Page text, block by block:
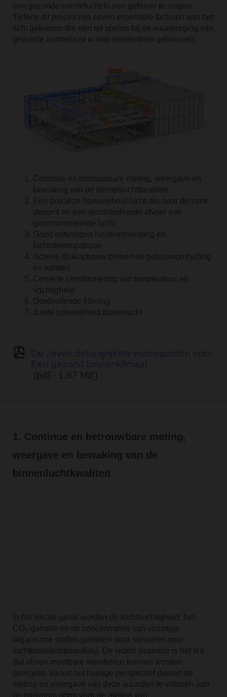
een gezonde ruimtelucht in een gebouw te zorgen.
Tijdens dit proces zijn zeven essentiële factoren aan het
licht gekomen die een rol spelen bij de waarborging van
gezonde ruimtelucht in niet-residentiële gebouwen.
Continue en betrouwbare meting, weergave en
bewaking van de binnenluchtkwaliteit
Een precieze hoeveelheid lucht die naar de zone
stroomt en een gecontroleerde afvoer van
gecontamineerde lucht
Goed ontworpen luchtvermenging en
luchtstroompatroon
Actieve drukopbouw binnen de gebouwomhulling
en ruimtes
Correcte conditionering van temperatuur en
vochtigheid
Doeltreffende filtering
Juiste hoeveelheid buitenlucht
(pdf - 1,97 MB)
1. Continue en betrouwbare meting,
weergave en bewaking van de
binnenluchtkwaliteit
In het ideale geval worden de luchtvochtigheid, het
CO -gehalte en de concentraties van vluchtige
organische stoffen gemeten door sensoren voor
luchtkwaliteitsbewaking. De reden daarvoor is het feit
dat alleen meetbare variabelen kunnen worden
geregeld. Vanuit het huidige perspectief dienen de
meting en weergave van deze waarden te voldoen aan